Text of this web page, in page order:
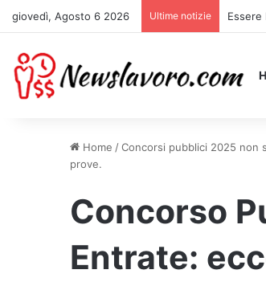
giovedì, Agosto 6 2026 Ultime notizie Essere
Home /Concorsi pubblici 2025 non
prove.
Concorso
Entrate: